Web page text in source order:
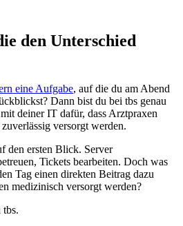
den Unterschied
eine Aufgabe, auf die du am Abend
Dann bist du bei tbs genau
deiner IT dafür, dass Arztpraxen
versorgt werden.
den ersten Blick. Server
Tickets bearbeiten. Doch was
Tag einen direkten Beitrag dazu
medizinisch versorgt werden?
tbs.